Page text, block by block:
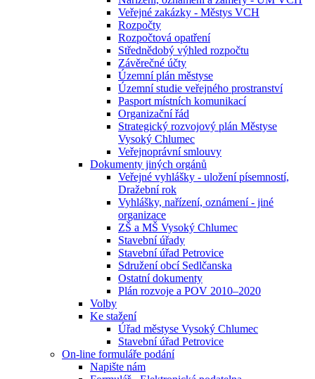
Veřejné zakázky - Městys VCH
Rozpočty
Rozpočtová opatření
Střednědobý výhled rozpočtu
Závěrečné účty
Územní plán městyse
Územní studie veřejného prostranství
Pasport místních komunikací
Organizační řád
Strategický rozvojový plán Městyse
Vysoký Chlumec
Veřejnoprávní smlouvy
Dokumenty jiných orgánů
Veřejné vyhlášky - uložení písemností,
Dražební rok
Vyhlášky, nařízení, oznámení - jiné
organizace
ZŠ a MŠ Vysoký Chlumec
Stavební úřady
Stavební úřad Petrovice
Sdružení obcí Sedlčanska
Ostatní dokumenty
Plán rozvoje a POV 2010–2020
Volby
Ke stažení
Úřad městyse Vysoký Chlumec
Stavební úřad Petrovice
On-line formuláře podání
Napište nám